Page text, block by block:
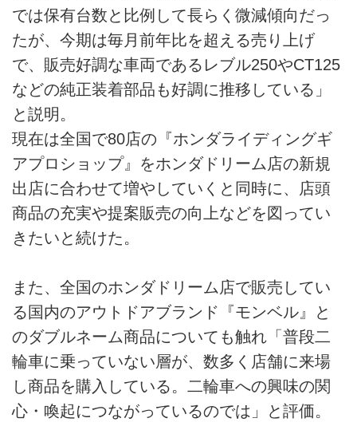
では保有台数と比例して長らく微減傾向だっ
たが、今期は毎月前年比を超える売り上げ
で、販売好調な車両であるレブル250やCT125
などの純正装着部品も好調に推移している」
と説明。
現在は全国で80店の『ホンダライディングギ
アプロショップ』をホンダドリーム店の新規
出店に合わせて増やしていくと同時に、店頭
商品の充実や提案販売の向上などを図ってい
きたいと続けた。
また、全国のホンダドリーム店で販売してい
る国内のアウトドアブランド『モンベル』と
のダブルネーム商品についても触れ「普段二
輪車に乗っていない層が、数多く店舗に来場
し商品を購入している。二輪車への興味の関
心・喚起につながっているのでは」と評価。